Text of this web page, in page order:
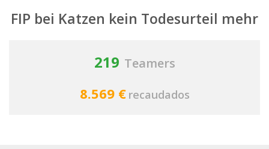
FIP bei Katzen kein Todesurteil mehr
219 Teamers
8.569 € recaudados